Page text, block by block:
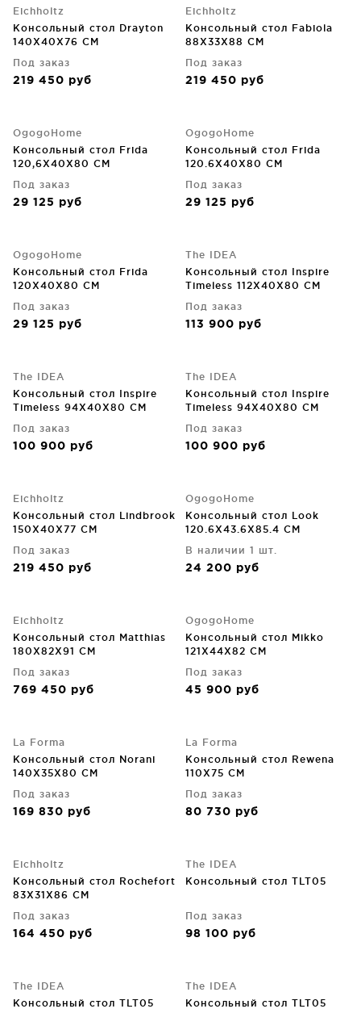
Eichholtz
Консольный стол Drayton
140X40X76 CM
Под заказ
219 450 руб
Eichholtz
Консольный стол Fabiola
88X33X88 CM
Под заказ
219 450 руб
OgogoHome
Консольный стол Frida
120,6X40X80 CM
Под заказ
29 125 руб
OgogoHome
Консольный стол Frida
120.6X40X80 CM
Под заказ
29 125 руб
OgogoHome
Консольный стол Frida
120X40X80 CM
Под заказ
29 125 руб
The IDEA
Консольный стол Inspire
Timeless 112X40X80 CM
Под заказ
113 900 руб
The IDEA
Консольный стол Inspire
Timeless 94X40X80 CM
Под заказ
100 900 руб
The IDEA
Консольный стол Inspire
Timeless 94X40X80 CM
Под заказ
100 900 руб
Eichholtz
Консольный стол Lindbrook
150X40X77 CM
Под заказ
219 450 руб
OgogoHome
Консольный стол Look
120.6X43.6X85.4 CM
В наличии 1 шт.
24 200 руб
Eichholtz
Консольный стол Matthias
180X82X91 CM
Под заказ
769 450 руб
OgogoHome
Консольный стол Mikko
121X44X82 CM
Под заказ
45 900 руб
La Forma
Консольный стол Norani
140X35X80 CM
Под заказ
169 830 руб
La Forma
Консольный стол Rewena
110X75 CM
Под заказ
80 730 руб
Eichholtz
Консольный стол Rochefort
83X31X86 CM
Под заказ
164 450 руб
The IDEA
Консольный стол TLT05
Под заказ
98 100 руб
The IDEA
Консольный стол TLT05
The IDEA
Консольный стол TLT05